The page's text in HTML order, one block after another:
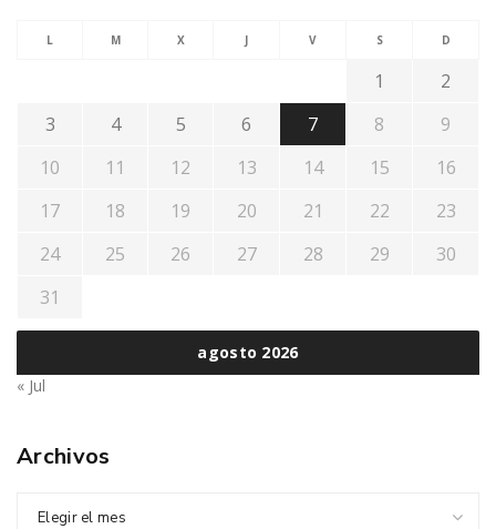
agosto 2026
L M X J V S D
1
2
3
4 5 6 7 8
9
10
11 12 13 14 15
16
17
18 19 20 21 22
23
24
25 26 27 28 29
30
31
« Jul
Archivos
Elegir el mes